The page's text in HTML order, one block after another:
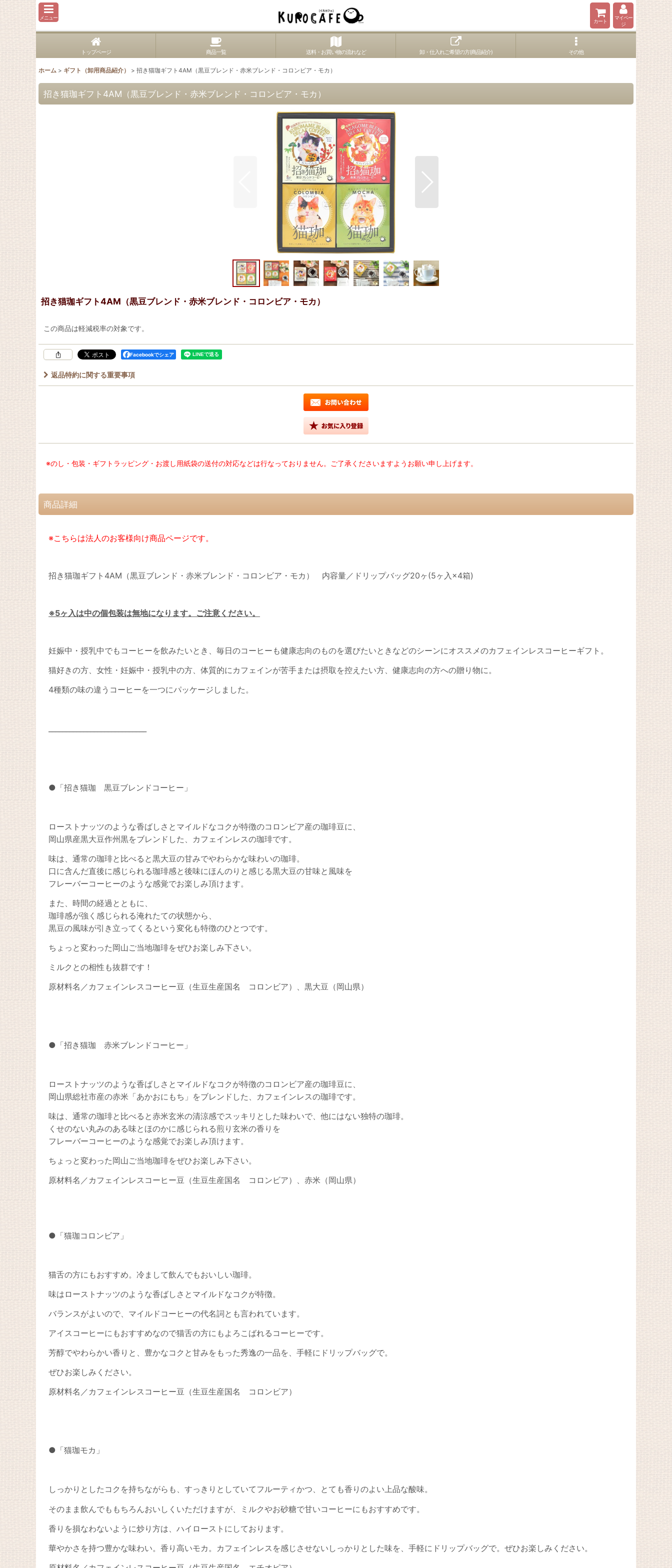
メニュー
カート
マイペー
ジ
トップページ 商品一覧 送料・お買い物の流れなど 卸・仕入れご希望の方(商品紹介) その他
ホーム > ギフト（卸用商品紹介） > 招き猫珈ギフト4AM（黒豆ブレンド・赤米ブレンド・コロンビア・モカ）
招き猫珈ギフト4AM（黒豆ブレンド・赤米ブレンド・コロンビア・モカ）
招き猫珈ギフト4AM（黒豆ブレンド・赤米ブレンド・コロンビア・モカ）
この商品は軽減税率の対象です。
Facebookでシェア
返品特約に関する重要事項
※のし・包装・ギフトラッピング・お渡し用紙袋の送付の対応などは行なっておりません。ご了承くださいますようお願い申し上げます。
商品詳細
※こちらは法人のお客様向け商品ページです。
招き猫珈ギフト4AM（黒豆ブレンド・赤米ブレンド・コロンビア・モカ） 内容量／ドリップバッグ20ヶ(5ヶ入×4箱)
※5ヶ入は中の個包装は無地になります。ご注意ください。
妊娠中・授乳中でもコーヒーを飲みたいとき、毎日のコーヒーも健康志向のものを選びたいときなどのシーンにオススメのカフェインレスコーヒーギフト。
猫好きの方、女性・妊娠中・授乳中の方、体質的にカフェインが苦手または摂取を控えたい方、健康志向の方への贈り物に。
4種類の味の違うコーヒーを一つにパッケージしました。
●「招き猫珈 黒豆ブレンドコーヒー」
ローストナッツのような香ばしさとマイルドなコクが特徴のコロンビア産の珈琲豆に、
岡山県産黒大豆作州黒をブレンドした、カフェインレスの珈琲です。
味は、通常の珈琲と比べると黒大豆の甘みでやわらかな味わいの珈琲。
口に含んだ直後に感じられる珈琲感と後味にほんのりと感じる黒大豆の甘味と風味を
フレーバーコーヒーのような感覚でお楽しみ頂けます。
また、時間の経過とともに、
珈琲感が強く感じられる淹れたての状態から、
黒豆の風味が引き立ってくるという変化も特徴のひとつです。
ちょっと変わった岡山ご当地珈琲をぜひお楽しみ下さい。
ミルクとの相性も抜群です！
原材料名／カフェインレスコーヒー豆（生豆生産国名 コロンビア）、黒大豆（岡山県）
●「招き猫珈 赤米ブレンドコーヒー」
ローストナッツのような香ばしさとマイルドなコクが特徴のコロンビア産の珈琲豆に、
岡山県総社市産の赤米「あかおにもち」をブレンドした、カフェインレスの珈琲です。
味は、通常の珈琲と比べると赤米玄米の清涼感でスッキリとした味わいで、他にはない独特の珈琲。
くせのない丸みのある味とほのかに感じられる煎り玄米の香りを
フレーバーコーヒーのような感覚でお楽しみ頂けます。
ちょっと変わった岡山ご当地珈琲をぜひお楽しみ下さい。
原材料名／カフェインレスコーヒー豆（生豆生産国名 コロンビア）、赤米（岡山県）
●「猫珈コロンビア」
猫舌の方にもおすすめ。冷まして飲んでもおいしい珈琲。
味はローストナッツのような香ばしさとマイルドなコクが特徴。
バランスがよいので、マイルドコーヒーの代名詞とも言われています。
アイスコーヒーにもおすすめなので猫舌の方にもよろこばれるコーヒーです。
芳醇でやわらかい香りと、豊かなコクと甘みをもった秀逸の一品を、手軽にドリップバッグで。
ぜひお楽しみください。
原材料名／カフェインレスコーヒー豆（生豆生産国名 コロンビア）
●「猫珈モカ」
しっかりとしたコクを持ちながらも、すっきりとしていてフルーティかつ、とても香りのよい上品な酸味。
そのまま飲んでももちろんおいしくいただけますが、ミルクやお砂糖で甘いコーヒーにもおすすめです。
香りを損なわないように炒り方は、ハイローストにしております。
華やかさを持つ豊かな味わい。香り高いモカ。カフェインレスを感じさせないしっかりとした味を、手軽にドリップバッグで。ぜひお楽しみください。